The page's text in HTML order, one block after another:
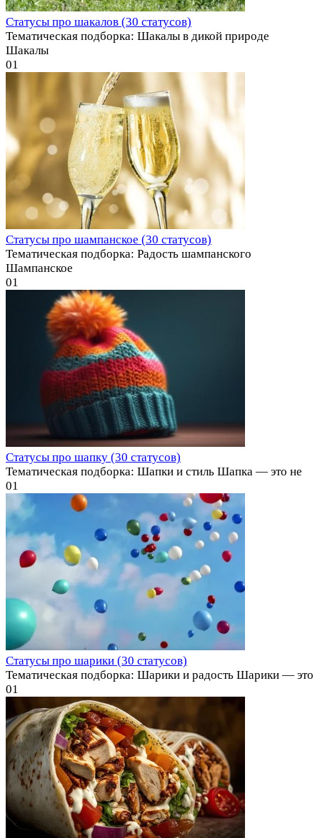
Статусы про шакалов (30 статусов)
Тематическая подборка: Шакалы в дикой природе
Шакалы
01
Статусы про шампанское (30 статусов)
Тематическая подборка: Радость шампанского
Шампанское
01
Статусы про шапку (30 статусов)
Тематическая подборка: Шапки и стиль Шапка — это не
01
Статусы про шарики (30 статусов)
Тематическая подборка: Шарики и радость Шарики — это
01